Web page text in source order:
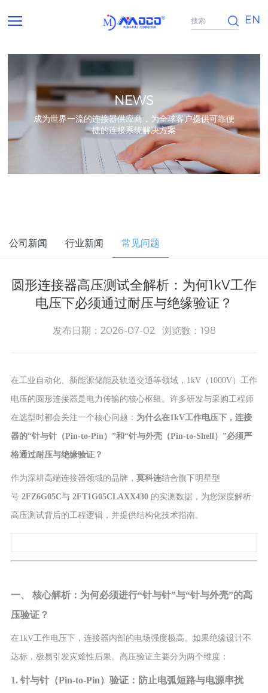
EN
NEWS
成为世界一流的连接器供应商，为全球客户提供可靠便
捷的连接系统解决方案
公司新闻 行业新闻 常见问题
圆形连接器高压测试全解析：为何1kV工作
电压下必须通过耐压与绝缘验证？
发布日期：2026-07-02 浏览数：198
在工业自动化、新能源储能及轨道交通等领域，1kV（1000V）工作
电压的圆形连接器是电力传输的核心枢纽。许多研发与采购工程师
在选型时都会关注一个核心问题： 为什么在1kV工作电压下，连接
器的“针与针（Pin-to-Pin）”和“针与外壳（Pin-to-Shell）”必须严
格通过耐压与绝缘验证？
作为深耕高端连接器领域的品牌， 莫科连结合旗下明星型
号 2FZ6G05C与 2FT1G05CLAXX430的实测数据，为您深度解析
高压测试背后的工程逻辑，并提供结构化技术指南。
一、 核心解析：为何必须进行“针与针”与“针与外壳”的高
压验证？
在1kV工作电压下，连接器内部的电场强度极高。如果绝缘设计不
达标，极易引发灾难性后果。高压验证主要分为两个维度：
1. 针与针（Pin-to-Pin）验证：防止电弧短路与电源串扰